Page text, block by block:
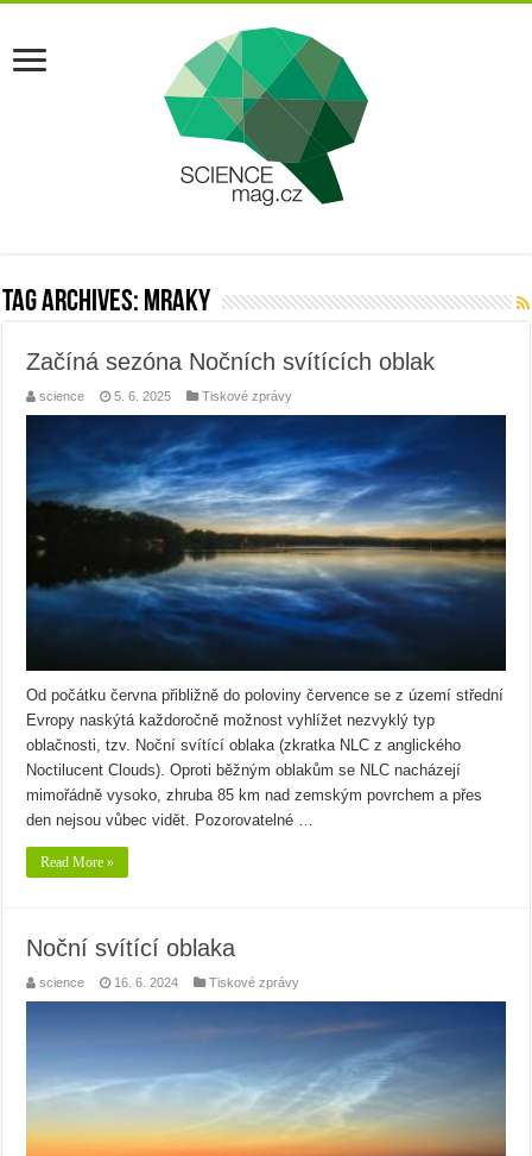
Tag Archives: mraky
Začíná sezóna Nočních svítících oblak
science 5. 6. 2025 Tiskové zprávy
Od počátku června přibližně do poloviny července se z území střední
Evropy naskýtá každoročně možnost vyhlížet nezvyklý typ
oblačnosti, tzv. Noční svítící oblaka (zkratka NLC z anglického
Noctilucent Clouds). Oproti běžným oblakům se NLC nacházejí
mimořádně vysoko, zhruba 85 km nad zemským povrchem a přes
den nejsou vůbec vidět. Pozorovatelné …
Read More »
Noční svítící oblaka
science 16. 6. 2024 Tiskové zprávy